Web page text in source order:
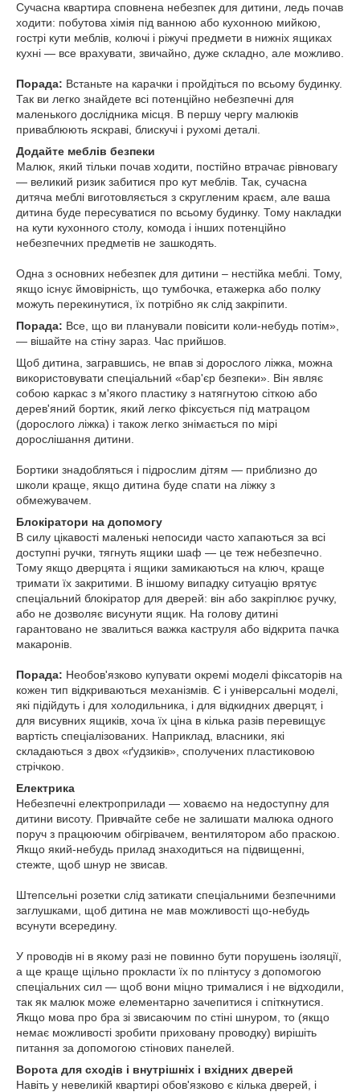
Сучасна квартира сповнена небезпек для дитини, ледь почав
ходити: побутова хімія під ванною або кухонною мийкою,
гострі кути меблів, колючі і ріжучі предмети в нижніх ящиках
кухні — все врахувати, звичайно, дуже складно, але можливо.
Порада: Встаньте на карачки і пройдіться по всьому будинку.
Так ви легко знайдете всі потенційно небезпечні для
маленького дослідника місця. В першу чергу малюків
приваблюють яскраві, блискучі і рухомі деталі.
Додайте меблів безпеки
Малюк, який тільки почав ходити, постійно втрачає рівновагу
— великий ризик забитися про кут меблів. Так, сучасна
дитяча меблі виготовляється з скругленим краєм, але ваша
дитина буде пересуватися по всьому будинку. Тому накладки
на кути кухонного столу, комода і інших потенційно
небезпечних предметів не зашкодять.
Одна з основних небезпек для дитини – нестійка меблі. Тому,
якщо існує ймовірність, що тумбочка, етажерка або полку
можуть перекинутися, їх потрібно як слід закріпити.
Порада: Все, що ви планували повісити коли-небудь потім»,
— вішайте на стіну зараз. Час прийшов.
Щоб дитина, загравшись, не впав зі дорослого ліжка, можна
використовувати спеціальний «бар'єр безпеки». Він являє
собою каркас з м'якого пластику з натягнутою сіткою або
дерев'яний бортик, який легко фіксується під матрацом
(дорослого ліжка) і також легко знімається по мірі
дорослішання дитини.
Бортики знадобляться і підрослим дітям — приблизно до
школи краще, якщо дитина буде спати на ліжку з
обмежувачем.
Блокіратори на допомогу
В силу цікавості маленькі непосиди часто хапаються за всі
доступні ручки, тягнуть ящики шаф — це теж небезпечно.
Тому якщо дверцята і ящики замикаються на ключ, краще
тримати їх закритими. В іншому випадку ситуацію врятує
спеціальний блокіратор для дверей: він або закріплює ручку,
або не дозволяє висунути ящик. На голову дитині
гарантовано не звалиться важка каструля або відкрита пачка
макаронів.
Порада: Необов'язково купувати окремі моделі фіксаторів на
кожен тип відкриваються механізмів. Є і універсальні моделі,
які підійдуть і для холодильника, і для відкидних дверцят, і
для висувних ящиків, хоча їх ціна в кілька разів перевищує
вартість спеціалізованих. Наприклад, власники, які
складаються з двох «ґудзиків», сполучених пластиковою
стрічкою.
Електрика
Небезпечні електроприлади — ховаємо на недоступну для
дитини висоту. Привчайте себе не залишати малюка одного
поруч з працюючим обігрівачем, вентилятором або праскою.
Якщо який-небудь прилад знаходиться на підвищенні,
стежте, щоб шнур не звисав.
Штепсельні розетки слід затикати спеціальними безпечними
заглушками, щоб дитина не мав можливості що-небудь
всунути всередину.
У проводів ні в якому разі не повинно бути порушень ізоляції,
а ще краще щільно прокласти їх по плінтусу з допомогою
спеціальних сил — щоб вони міцно трималися і не відходили,
так як малюк може елементарно зачепитися і спіткнутися.
Якщо мова про бра зі звисаючим по стіні шнуром, то (якщо
немає можливості зробити приховану проводку) вирішіть
питання за допомогою стінових панелей.
Ворота для сходів і внутрішніх і вхідних дверей
Навіть у невеликій квартирі обов'язково є кілька дверей, і